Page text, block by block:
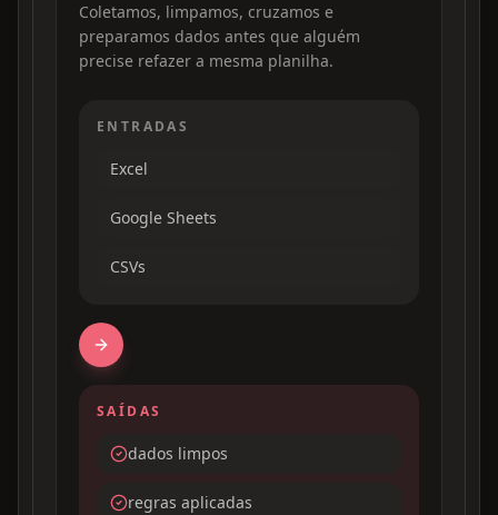
Coletamos, limpamos, cruzamos e
preparamos dados antes que alguém
precise refazer a mesma planilha.
ENTRADAS
Excel
Google Sheets
CSVs
SAÍDAS
dados limpos
regras aplicadas